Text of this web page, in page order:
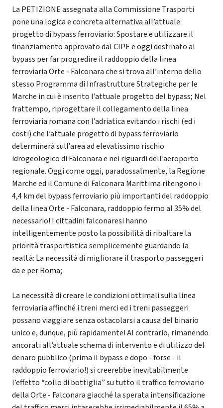
La PETIZIONE assegnata alla Commissione Trasporti
pone una logica e concreta alternativa all’attuale
progetto di bypass ferroviario: Spostare e utilizzare il
finanziamento approvato dal CIPE e oggi destinato al
bypass per far progredire il raddoppio della linea
ferroviaria Orte - Falconara che si trova all’interno dello
stesso Programma di Infrastrutture Strategiche per le
Marche in cui è inserito l’attuale progetto del bypass; Nel
frattempo, riprogettare il collegamento della linea
ferroviaria romana con l’adriatica evitando i rischi (ed i
costi) che l’attuale progetto di bypass ferroviario
determinerà sull’area ad elevatissimo rischio
idrogeologico di Falconara e nei riguardi dell’aeroporto
regionale. Oggi come oggi, paradossalmente, la Regione
Marche ed il Comune di Falconara Marittima ritengono i
4,4 km del bypass ferroviario più importanti del raddoppio
della linea Orte - Falconara, raddoppio fermo al 35% del
necessario! I cittadini falconaresi hanno
intelligentemente posto la possibilità di ribaltare la
priorità trasportistica semplicemente guardando la
realtà: La necessità di migliorare il trasporto passeggeri
da e per Roma;
La necessità di creare le condizioni ottimali sulla linea
ferroviaria affinché i treni merci ed i treni passeggeri
possano viaggiare senza ostacolarsi a causa del binario
unico e, dunque, più rapidamente! Al contrario, rimanendo
ancorati all’attuale schema di intervento e di utilizzo del
denaro pubblico (prima il bypass e dopo - forse - il
raddoppio ferroviario!) si creerebbe inevitabilmente
l’effetto “collo di bottiglia” su tutto il traffico ferroviario
della Orte - Falconara giacché la sperata intensificazione